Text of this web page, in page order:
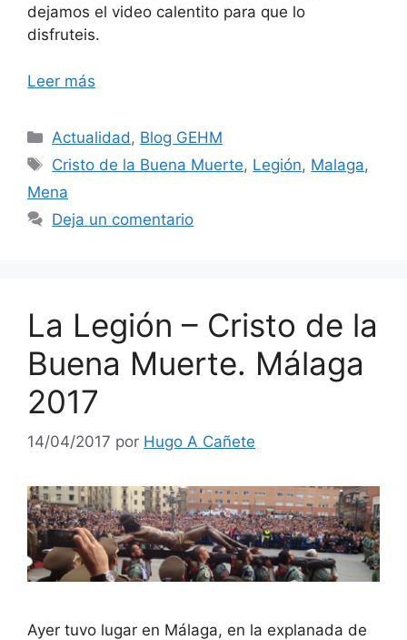
dejamos el video calentito para que lo
disfruteis.
Leer más
Categorías
Actualidad , Blog GEHM
Etiquetas
Cristo de la Buena Muerte, Legión, Malaga,
Mena
Deja un comentario
La Legión – Cristo de la
Buena Muerte. Málaga
2017
14/04/2017 por Hugo A Cañete
Ayer tuvo lugar en Málaga, en la explanada de